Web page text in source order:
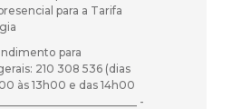
para a Tarifa
para
210 308 536 (dias
às 13h00 e das 14h00
-